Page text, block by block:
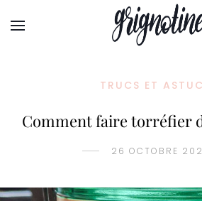
TRUCS ET
Comment faire torréfier
26 OCTOBRE